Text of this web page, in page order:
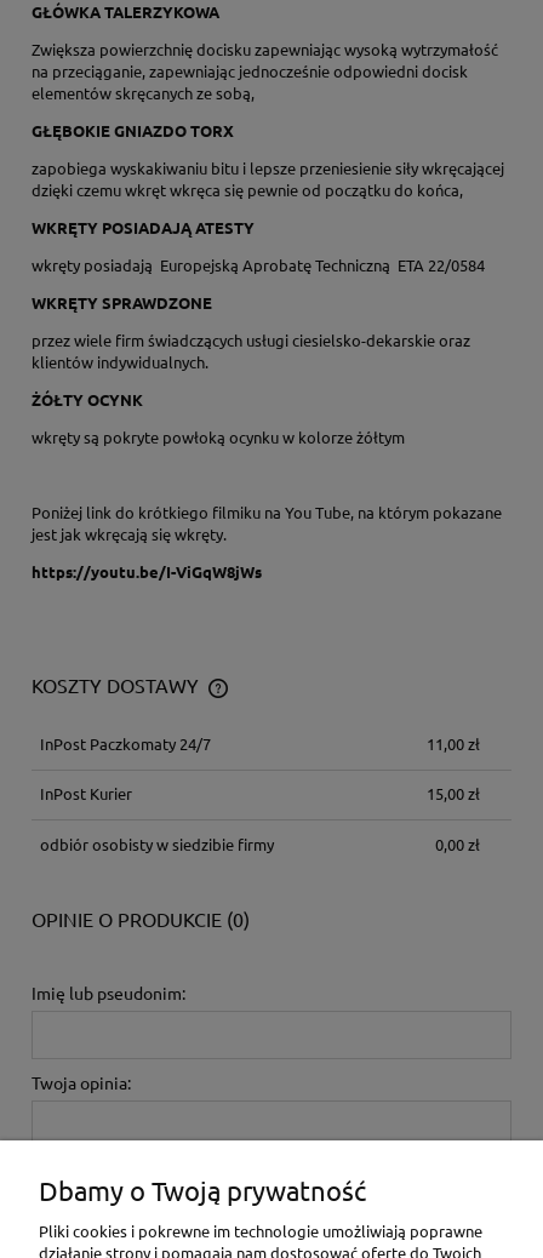
GŁÓWKA TALERZYKOWA
Zwiększa powierzchnię docisku zapewniając wysoką wytrzymałość
na przeciąganie, zapewniając jednocześnie odpowiedni docisk
elementów skręcanych ze sobą,
GŁĘBOKIE GNIAZDO TORX
zapobiega wyskakiwaniu bitu i lepsze przeniesienie siły wkręcającej
dzięki czemu wkręt wkręca się pewnie od początku do końca,
WKRĘTY POSIADAJĄ ATESTY
wkręty posiadają Europejską Aprobatę Techniczną ETA 22/0584
WKRĘTY SPRAWDZONE
przez wiele firm świadczących usługi ciesielsko-dekarskie oraz
klientów indywidualnych.
ŻÓŁTY OCYNK
wkręty są pokryte powłoką ocynku w kolorze żółtym
Poniżej link do krótkiego filmiku na You Tube, na którym pokazane
jest jak wkręcają się wkręty.
https://youtu.be/I-ViGqW8jWs
KOSZTY DOSTAWY
CENA NIE ZAWIERA EWENTUALNYCH KOSZTÓW PŁATNOŚCI
InPost Paczkomaty 24/7 11,00 zł
InPost Kurier 15,00 zł
odbiór osobisty w siedzibie firmy 0,00 zł
OPINIE O PRODUKCIE (0)
Imię lub pseudonim:
Twoja opinia:
Dbamy o Twoją prywatność
Pliki cookies i pokrewne im technologie umożliwiają poprawne
działanie strony i pomagają nam dostosować ofertę do Twoich